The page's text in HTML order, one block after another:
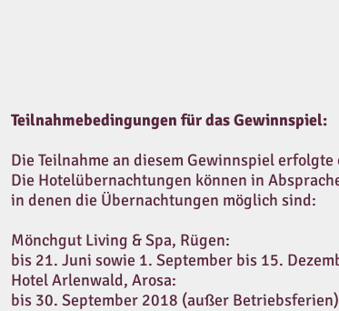
Teilnahmebedingungen für das Gewinnspiel:
Die Teilnahme an diesem Gewinnspiel
Die Hotelübernachtungen können in
in denen die Übernachtungen möglich sind:
Mönchgut Living & Spa, Rügen:
bis 21. Juni sowie 1. September bis 15.
Hotel Arlenwald, Arosa:
bis 30. September 2018 (außer Betriebsferien)